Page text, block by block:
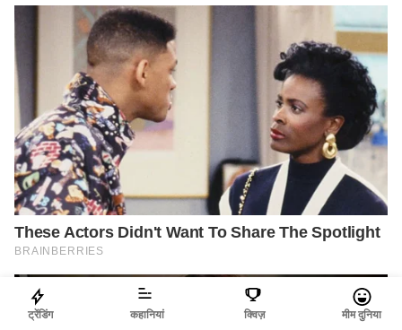
ट्रेंडिंग कहानियां क्विज़ मीम दुनिया